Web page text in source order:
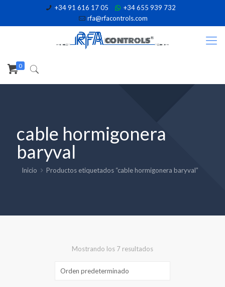
+34 91 616 17 05
+34 655 939 732
rfa@rfacontrols.com
0
cable hormigonera
baryval
Inicio Productos etiquetados “cable hormigonera baryval”
Mostrando los 7 resultados